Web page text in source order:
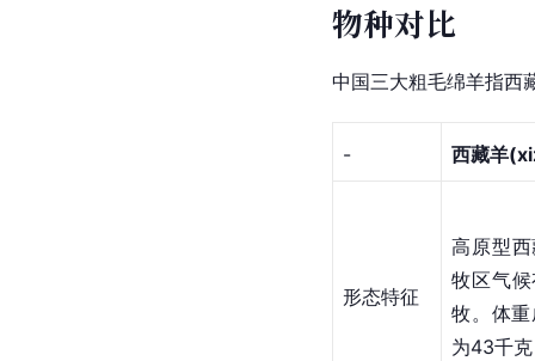
物种对比
中国三大粗毛绵羊指西
- 西藏羊
形态特征
高原型
牧区气
牧。体
为43千克